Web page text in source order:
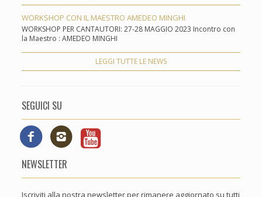
WORKSHOP CON IL MAESTRO AMEDEO MINGHI
WORKSHOP PER CANTAUTORI: 27-28 MAGGIO 2023 Incontro con
la Maestro : AMEDEO MINGHI
LEGGI TUTTE LE NEWS
SEGUICI SU
NEWSLETTER